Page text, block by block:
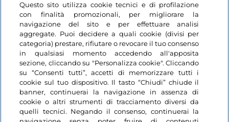
Questo sito utilizza cookie tecnici e di profilazione
con finalità promozionali, per migliorare la
navigazione del sito e per effettuare analisi
aggregate. Puoi decidere a quali cookie (divisi per
categoria) prestare, rifiutare o revocare il tuo consenso
in qualsiasi momento accedendo all'apposita
sezione, cliccando su "Personalizza cookie". Cliccando
su “Consenti tutti”, accetti di memorizzare tutti i
cookie sul tuo dispositivo. Il tasto “Chiudi” chiude il
banner, continuerai la navigazione in assenza di
cookie o altri strumenti di tracciamento diversi da
quelli tecnici. Negando il consenso, continuerai la